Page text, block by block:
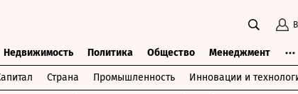
Недвижимость Политика Общество Менеджмент
Страна Промышленность Инновации и